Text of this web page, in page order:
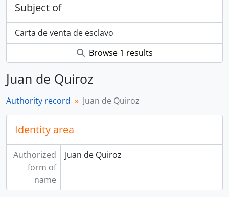
Subject of
Carta de venta de esclavo
Browse 1 results
Juan de Quiroz
Authority record Juan de Quiroz
Identity area
Authorized
form of
name
Juan de Quiroz